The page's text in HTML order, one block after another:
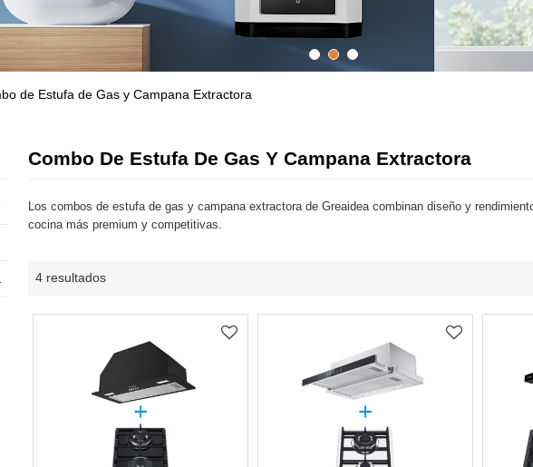
de Estufa de Gas y Campana Extractora
Combo De Estufa De Gas Y Campana Extractora
Los combos de estufa de gas y campana extractora de Greaidea combinan diseño y
cocina más premium y competitivas.
4 resultados